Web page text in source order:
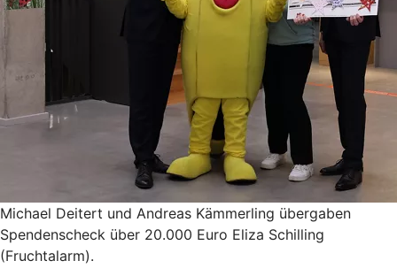
Michael Deitert und Andreas Kämmerling übergaben
Spendenscheck über 20.000 Euro Eliza Schilling
(Fruchtalarm).